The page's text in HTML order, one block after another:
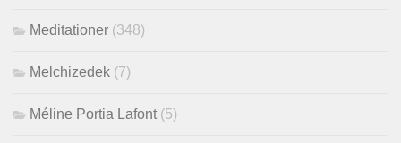
Meditationer (348)
Melchizedek (7)
Méline Portia Lafont (5)